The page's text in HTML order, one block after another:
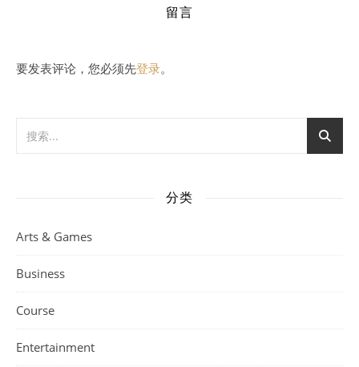
留言
要发表评论，您必须先登录。
分类
Arts & Games
Business
Course
Entertainment